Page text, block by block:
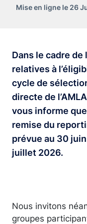
Mise en ligne le 26
Dans le cadre
relatives à
cycle de
directe de
vous informe
remise du
prévue au 30
juillet 2026.
Nous invitons
groupes